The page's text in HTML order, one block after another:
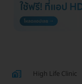
High Life Clinic